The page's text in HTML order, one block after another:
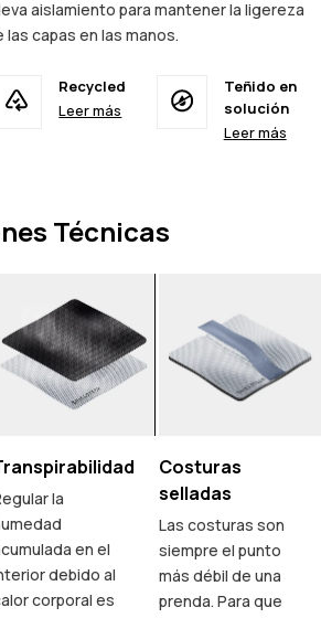
aislamiento para mantener la ligereza
capas en las manos.
Recycled
Leer más
Teñido en
solución
Leer más
Técnicas
la
en el
debido al
corporal es
Costuras
selladas
Las costuras son
siempre el punto
más débil de una
prenda. Para que